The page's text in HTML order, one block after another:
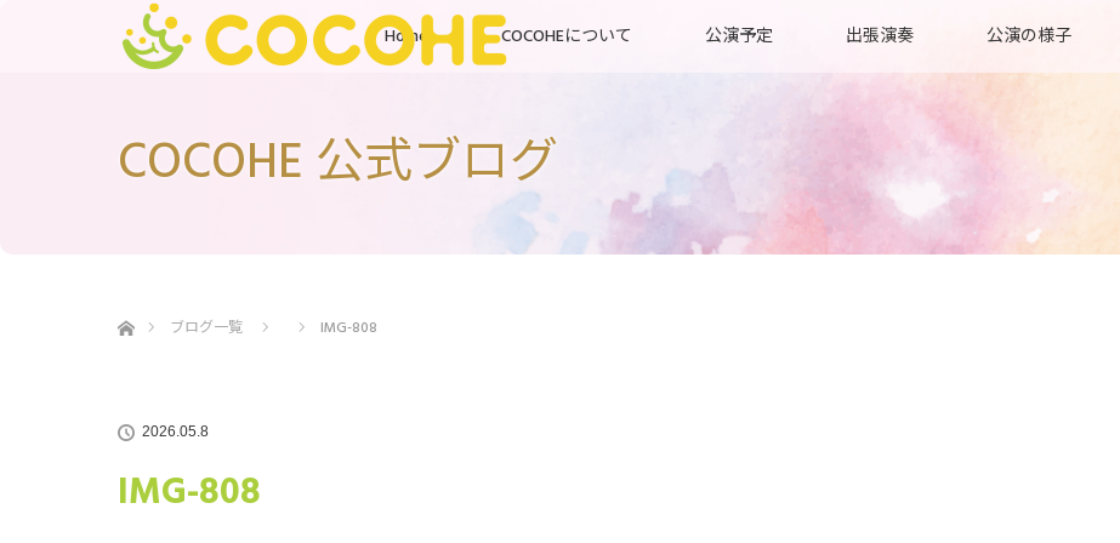
Home COCOHEについて 公演予定 出張演奏 公演の様子
COCOHE 公式ブログ
ブログ一覧
IMG-808
2026.05.8
IMG-808